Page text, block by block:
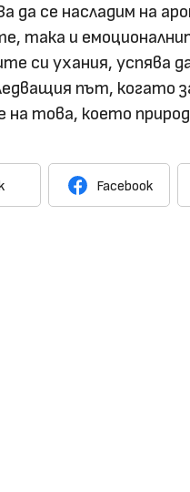
да се насладим на
така и
си ухания, успява
път, когато
на това, което
Facebook